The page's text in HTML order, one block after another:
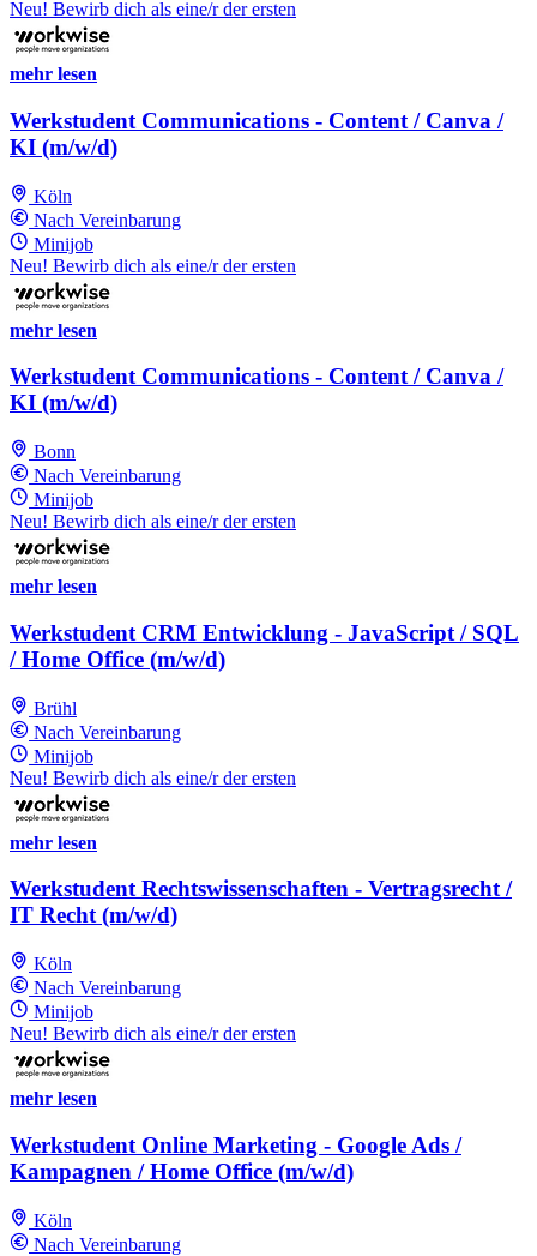
Neu! Bewirb dich als eine/r der ersten
mehr lesen
Werkstudent Communications - Content / Canva /
KI (m/w/d)
Köln
Nach Vereinbarung
Minijob
Neu! Bewirb dich als eine/r der ersten
mehr lesen
Werkstudent Communications - Content / Canva /
KI (m/w/d)
Bonn
Nach Vereinbarung
Minijob
Neu! Bewirb dich als eine/r der ersten
mehr lesen
Werkstudent CRM Entwicklung - JavaScript / SQL
/ Home Office (m/w/d)
Brühl
Nach Vereinbarung
Minijob
Neu! Bewirb dich als eine/r der ersten
mehr lesen
Werkstudent Rechtswissenschaften - Vertragsrecht /
IT Recht (m/w/d)
Köln
Nach Vereinbarung
Minijob
Neu! Bewirb dich als eine/r der ersten
mehr lesen
Werkstudent Online Marketing - Google Ads /
Kampagnen / Home Office (m/w/d)
Köln
Nach Vereinbarung